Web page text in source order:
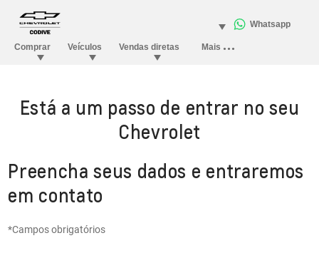
Está a um passo de entrar no seu
Chevrolet
Preencha seus dados e entraremos
em contato
*Campos obrigatórios